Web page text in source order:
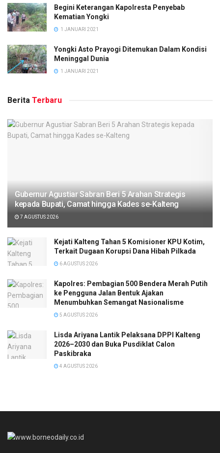
Begini Keterangan Kapolresta Penyebab
Kematian Yongki
1 JANUARI 2021
Yongki Asto Prayogi Ditemukan Dalam Kondisi
Meninggal Dunia
1 JANUARI 2021
Berita Terbaru
Gubernur Agustiar Sabran Beri 5 Arahan Strategis
kepada Bupati, Camat hingga Kades se-Kalteng
7 AGUSTUS 2026
Kejati Kalteng Tahan 5 Komisioner KPU Kotim,
Terkait Dugaan Korupsi Dana Hibah Pilkada
6 AGUSTUS 2026
Kapolres: Pembagian 500 Bendera Merah Putih
ke Pengguna Jalan Bentuk Ajakan
Menumbuhkan Semangat Nasionalisme
5 AGUSTUS 2026
Lisda Ariyana Lantik Pelaksana DPPI Kalteng
2026–2030 dan Buka Pusdiklat Calon
Paskibraka
4 AGUSTUS 2026